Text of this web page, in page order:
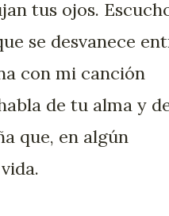
tus ojos.
se desvanece
con mi canción
de tu alma y
que, en algún